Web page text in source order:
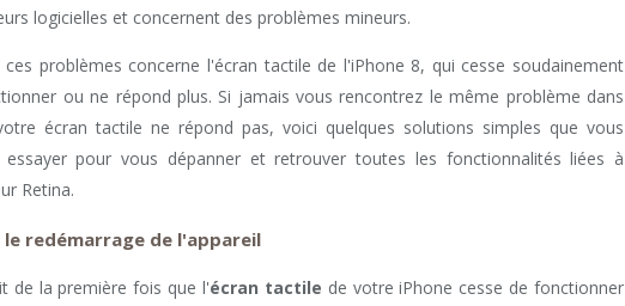
logicielles et concernent des problèmes mineurs.
ces problèmes concerne l'écran tactile de l'iPhone 8, qui cesse soudainement
ou ne répond plus. Si jamais vous rencontrez le même problème dans
écran tactile ne répond pas, voici quelques solutions simples que vous
essayer pour vous dépanner et retrouver toutes les fonctionnalités liées à
Retina.
le redémarrage de l'appareil
de la première fois que l'écran tactile de votre iPhone cesse de fonctionner